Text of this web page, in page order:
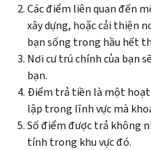
Các điểm liên quan đến
xây dựng, hoặc cải thiện
bạn sống trong hầu hết
Nơi cư trú chính của bạn
bạn.
Điểm trả tiền là một
lập trong lĩnh vực mà
Số điểm được trả không
tính trong khu vực đó.